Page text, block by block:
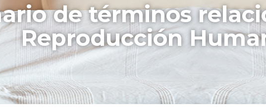
de términos
Reproducción